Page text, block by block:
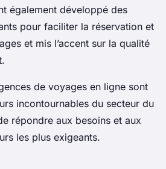
également développé des
pour faciliter la réservation et
et mis l’accent sur la qualité
de voyages en ligne sont
incontournables du secteur du
répondre aux besoins et aux
les plus exigeants.